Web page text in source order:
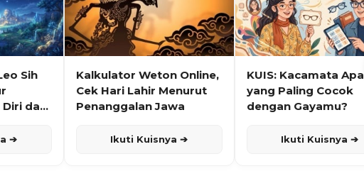
Sih
dan
➔
Kalkulator Weton Online,
Cek Hari Lahir Menurut
Penanggalan Jawa
Ikuti Kuisnya ➔
KUIS: Kacamata Apa
yang Paling Cocok
dengan Gayamu?
Ikuti Kuisnya ➔